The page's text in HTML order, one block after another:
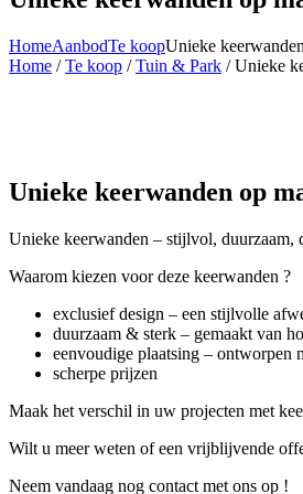
HomeAanbodTe koopUnieke
Home /Te koop /Tuin & Park / Unieke
Unieke keerwanden op
Unieke keerwanden – stijlvol, duurzaam,
Waarom kiezen voor deze keerwanden ?
exclusief design – een stijlvolle
duurzaam & sterk – gemaakt van
eenvoudige plaatsing – ontworpen
scherpe prijzen
Maak het verschil in uw projecten met
Wilt u meer weten of een vrijblijvende
Neem vandaag nog contact met ons op !